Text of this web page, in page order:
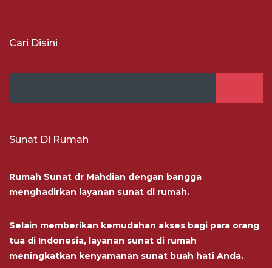
Cari Disini
Sunat Di Rumah
Rumah Sunat dr Mahdian dengan bangga
menghadirkan layanan sunat di rumah.
Selain memberikan kemudahan akses bagi para orang
tua di Indonesia, layanan sunat di rumah
meningkatkan kenyamanan sunat buah hati Anda.